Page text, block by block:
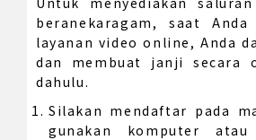
beranekaragam, saat Anda
layanan video online, Anda
dan membuat janji secara
dahulu.
Silakan mendaftar pada
gunakan komputer